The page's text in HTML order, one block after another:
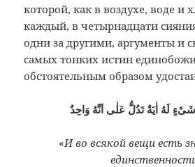
которой, как в воздухе, воде и
каждый, в четырнадцати
одни за другими, аргументы и
самых тонких истин
обстоятельным образом
لَهُ اٰيَةٌ تَدُلُّ عَلٰى اَنَّهُ وَاحِدٌ
«И во всякой вещи есть